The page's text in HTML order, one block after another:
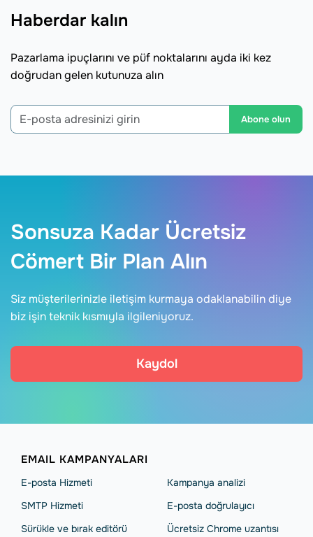
Haberdar kalın
Pazarlama ipuçlarını ve püf noktalarını ayda iki kez
doğrudan gelen kutunuza alın
Abone olun
Sonsuza Kadar Ücretsiz
Cömert Bir Plan Alın
Siz müşterilerinizle iletişim kurmaya odaklanabilin diye
biz işin teknik kısmıyla ilgileniyoruz.
Kaydol
EMAIL KAMPANYALARI
E-posta Hizmeti
SMTP Hizmeti
Sürükle ve bırak editörü
Kampanya analizi
E-posta doğrulayıcı
Ücretsiz Chrome uzantısı